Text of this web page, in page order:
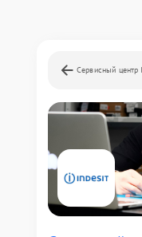
Сервисный центр